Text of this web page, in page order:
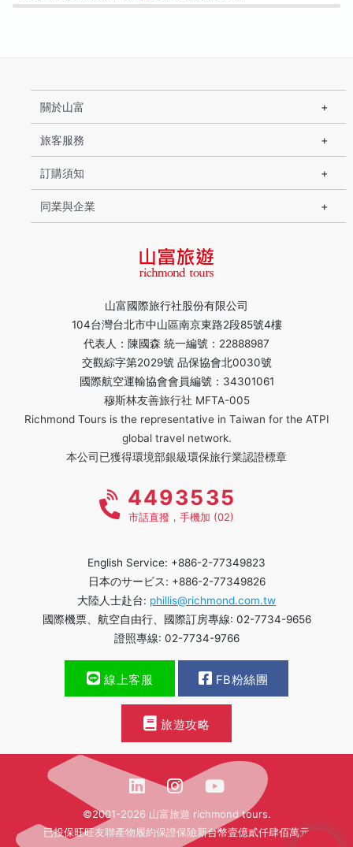
山富國際旅行社股份有限公司
104台灣台北市中山區南京東路2段85號4樓
代表人：陳國森 統一編號：22888987
交觀綜字第2029號 品保協會北0030號
國際航空運輸協會會員編號：34301061
穆斯林友善旅行社 MFTA-005
Richmond Tours is the representative in Taiwan for the ATPI
global travel network.
本公司已獲得環境部銀級環保旅行業認證標章
關於山富
旅客服務
訂購須知
同業與企業
4493535
市話直撥，手機加 (02)
English Service: +886-2-77349823
日本のサービス: +886-2-77349826
大陸人士赴台: phillis@richmond.com.tw
國際機票、航空自由行、國際訂房專線: 02-7734-9656
證照專線: 02-7734-9766
線上客服 FB粉絲團
旅遊攻略
©2001-2026 山富旅遊 richmond tours.
已投保旺旺友聯產物履約保證保險新台幣壹億貳仟肆佰萬元